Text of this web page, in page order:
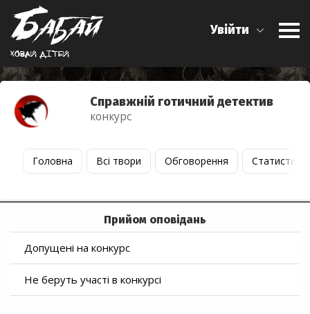
Ховай дiтей
Увійти
Справжній готичний детектив
конкурс
Головна Всі твори Обговорення Статистика
Прийом оповідань
Допущені на конкурс
Не беруть участі в конкурсі